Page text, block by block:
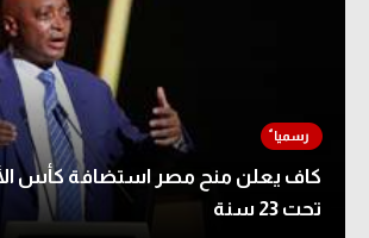
كاف يعلن منح مصر استضافة كأس
تحت 23 سنة